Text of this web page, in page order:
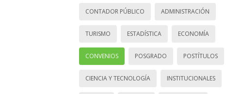
CONTADOR PÚBLICO ADMINISTRACIÓN
TURISMO ESTADÍSTICA ECONOMÍA
CONVENIOS POSGRADO POSTÍTULOS
CIENCIA Y TECNOLOGÍA INSTITUCIONALES